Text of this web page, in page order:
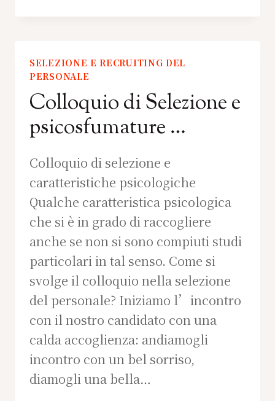
SELEZIONE E RECRUITING DEL
PERSONALE
Colloquio di Selezione e
psicosfumature …
Colloquio di selezione e
caratteristiche psicologiche
Qualche caratteristica psicologica
che si è in grado di raccogliere
anche se non si sono compiuti studi
particolari in tal senso. Come si
svolge il colloquio nella selezione
del personale? Iniziamo l’incontro
con il nostro candidato con una
calda accoglienza: andiamogli
incontro con un bel sorriso,
diamogli una bella…